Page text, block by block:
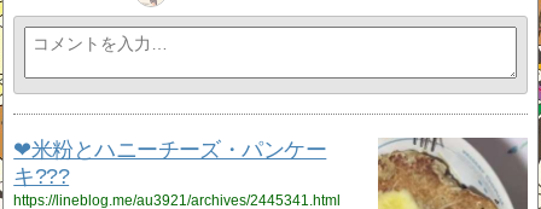
❤米粉とハニーチーズ・パンケー
キ???
https://lineblog.me/au3921/archives/2445341.html